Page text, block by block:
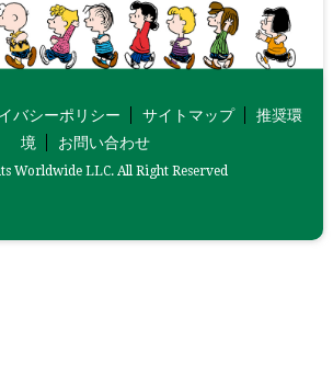
バシーポリシー サイトマップ
推奨環
境
お問い合わせ
Worldwide LLC. All Right Reserved